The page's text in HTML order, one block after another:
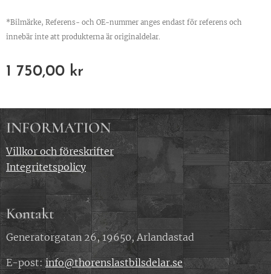
*Bilmärke, Referens- och OE-nummer anges endast för referens och
innebär inte att produkterna är originaldelar.
1 750,00 kr
INFORMATION
Villkor och föreskrifter
Integritetspolicy
Kontakt
Generatorgatan 26, 19650, Arlandastad
E-post: info@thorenslastbilsdelar.se